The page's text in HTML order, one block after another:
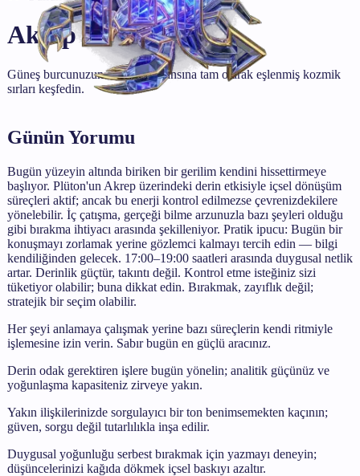
Akrep
Güneş burcunuzun enerjik frekansına tam olarak eşlenmiş kozmik
sırları keşfedin.
Günün Yorumu
Bugün yüzeyin altında biriken bir gerilim kendini hissettirmeye
başlıyor. Plüton'un Akrep üzerindeki derin etkisiyle içsel dönüşüm
süreçleri aktif; ancak bu enerji kontrol edilmezse çevrenizdekilere
yönelebilir. İç çatışma, gerçeği bilme arzunuzla bazı şeyleri olduğu
gibi bırakma ihtiyacı arasında şekilleniyor. Pratik ipucu: Bugün bir
konuşmayı zorlamak yerine gözlemci kalmayı tercih edin — bilgi
kendiliğinden gelecek. 17:00–19:00 saatleri arasında duygusal netlik
artar. Derinlik güçtür, takıntı değil. Kontrol etme isteğiniz sizi
tüketiyor olabilir; buna dikkat edin. Bırakmak, zayıflık değil;
stratejik bir seçim olabilir.
Her şeyi anlamaya çalışmak yerine bazı süreçlerin kendi ritmiyle
işlemesine izin verin. Sabır bugün en güçlü aracınız.
Derin odak gerektiren işlere bugün yönelin; analitik güçünüz ve
yoğunlaşma kapasiteniz zirveye yakın.
Yakın ilişkilerinizde sorgulayıcı bir ton benimsemekten kaçının;
güven, sorgu değil tutarlılıkla inşa edilir.
Duygusal yoğunluğu serbest bırakmak için yazmayı deneyin;
düşüncelerinizi kağıda dökmek içsel baskıyı azaltır.